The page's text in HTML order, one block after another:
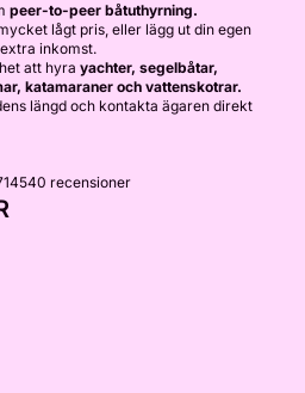
peer-to-peer båtuthyrning.
lågt pris, eller lägg ut din egen
inkomst.
att hyra yachter, segelbåtar,
katamaraner och vattenskotrar.
längd och kontakta ägaren direkt
recensioner